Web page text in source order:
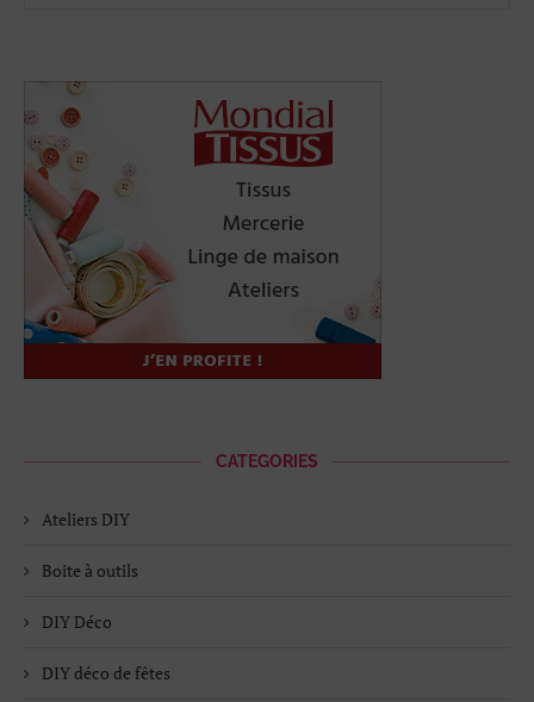
CATEGORIES
Ateliers DIY
Boite à outils
DIY Déco
DIY déco de fêtes